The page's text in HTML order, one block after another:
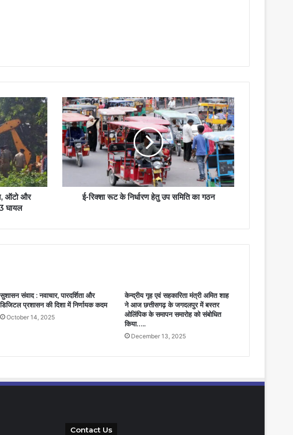
ऑटो और
घायल
ई-रिक्शा रूट के निर्धारण हेतु उप समिति का गठन
सुशासन संवाद : नवाचार, पारदर्शिता और
डिजिटल प्रशासन की दिशा में निर्णायक कदम
October 14, 2025
केन्द्रीय गृह एवं सहकारिता मंत्री अमित शाह
ने आज छत्तीसगढ़ के जगदलपुर में बस्तर
ओलिंपिक के समापन समारोह को संबोधित
किया…..
December 13, 2025
Contact Us